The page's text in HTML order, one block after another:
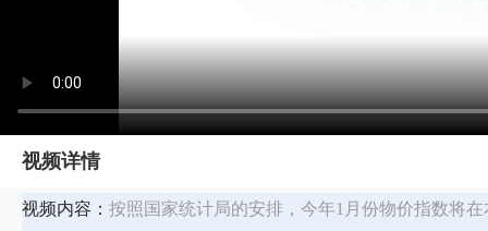
视频详情
视频内容： 按照国家统计局的安排，今年1月份物价指数将